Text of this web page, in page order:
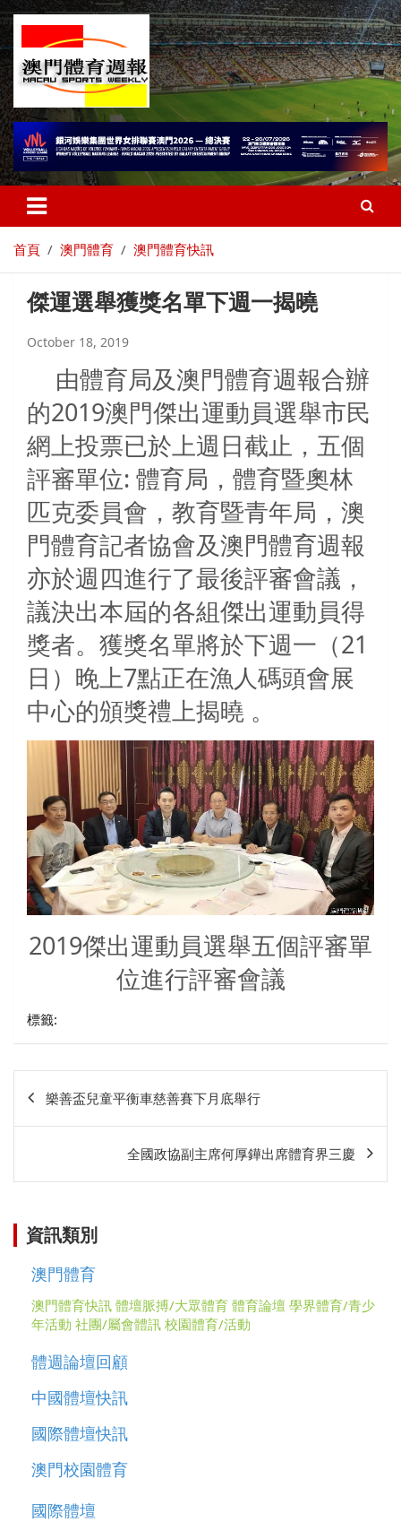
首頁 澳門體育 澳門體育快訊
傑運選舉獲獎名單下週一揭曉
October 18, 2019
由體育局及澳門體育週報合辦
的2019澳門傑出運動員選舉市民
網上投票已於上週日截止，五個
評審單位: 體育局，體育暨奧林
匹克委員會，教育暨青年局，澳
門體育記者協會及澳門體育週報
亦於週四進行了最後評審會議，
議決出本屆的各組傑出運動員得
獎者。獲獎名單將於下週一（21
日）晚上7點正在漁人碼頭會展
中心的頒獎禮上揭曉 。
2019傑出運動員選舉五個評審單
位進行評審會議
標籤:
章
樂善盃兒童平衡車慈善賽下月底舉行
全國政協副主席何厚鏵出席體育界三慶
資訊類別
澳門體育
澳門體育快訊 體壇脈搏/大眾體育 體育論壇 學界體育/青少
年活動 社團/屬會體訊 校園體育/活動
體週論壇回顧
中國體壇快訊
國際體壇快訊
澳門校園體育
國際體壇